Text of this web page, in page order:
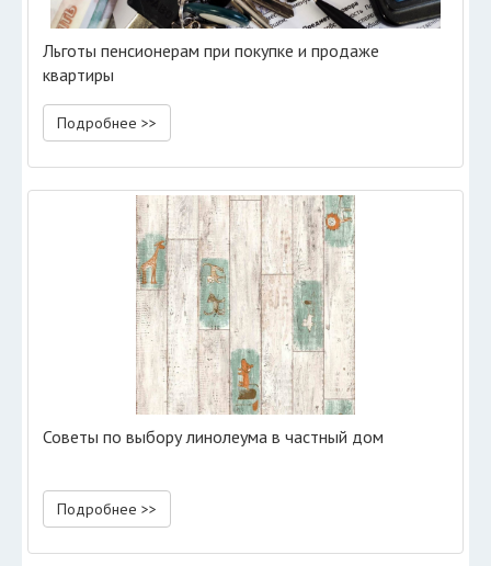
Льготы пенсионерам при покупке и продаже
квартиры
Подробнее >>
Советы по выбору линолеума в частный дом
Подробнее >>